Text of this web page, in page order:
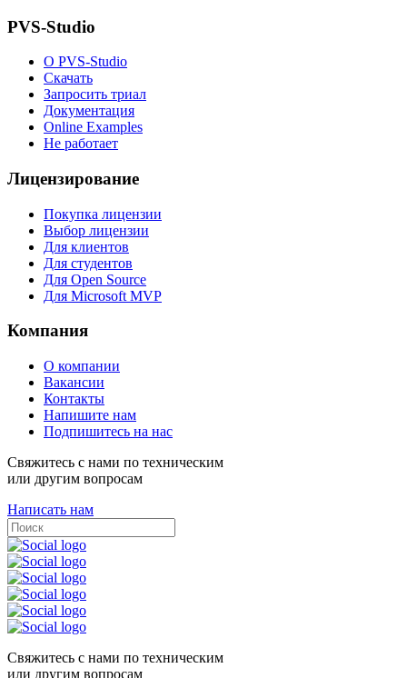
PVS-Studio
О PVS-Studio
Скачать
Запросить триал
Документация
Online Examples
Не работает
Лицензирование
Покупка лицензии
Выбор лицензии
Для клиентов
Для студентов
Для Open Source
Для Microsoft MVP
Компания
О компании
Вакансии
Контакты
Напишите нам
Подпишитесь на нас
Свяжитесь с нами по техническим
или другим вопросам
Написать нам
Свяжитесь с нами по техническим
или другим вопросам